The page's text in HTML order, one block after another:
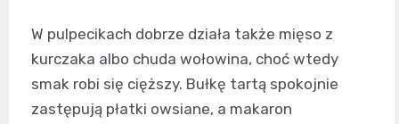
W pulpecikach dobrze działa także mięso z
kurczaka albo chuda wołowina, choć wtedy
smak robi się cięższy. Bułkę tartą spokojnie
zastępują płatki owsiane, a makaron